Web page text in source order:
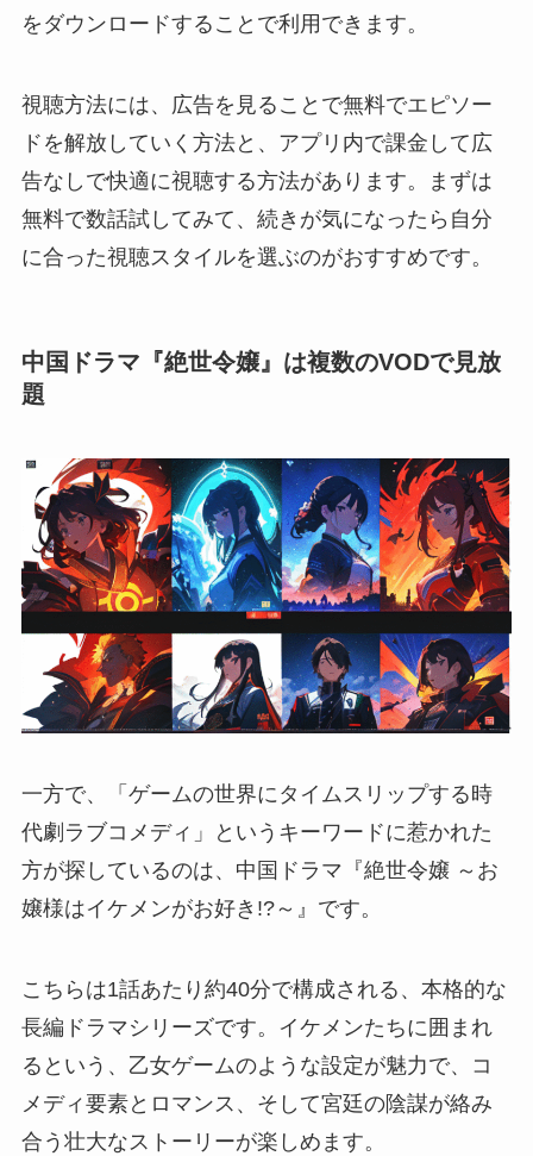
をダウンロードすることで利用できます。
視聴方法には、広告を見ることで無料でエピソー
ドを解放していく方法と、アプリ内で課金して広
告なしで快適に視聴する方法があります。まずは
無料で数話試してみて、続きが気になったら自分
に合った視聴スタイルを選ぶのがおすすめです。
中国ドラマ『絶世令嬢』は複数のVODで見放
題
一方で、「ゲームの世界にタイムスリップする時
代劇ラブコメディ」というキーワードに惹かれた
方が探しているのは、中国ドラマ『絶世令嬢 ～お
嬢様はイケメンがお好き!?～』です。
こちらは1話あたり約40分で構成される、本格的な
長編ドラマシリーズです。イケメンたちに囲まれ
るという、乙女ゲームのような設定が魅力で、コ
メディ要素とロマンス、そして宮廷の陰謀が絡み
合う壮大なストーリーが楽しめます。